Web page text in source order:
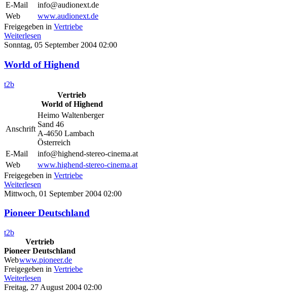
E-Mail
info@audionext.de
Web
www.audionext.de
Freigegeben in Vertriebe
Weiterlesen
Sonntag, 05 September 2004 02:00
World of Highend
t2b
Vertrieb
World of Highend
Anschrift
Heimo Waltenberger
Sand 46
A-4650 Lambach
Österreich
E-Mail
info@highend-stereo-cinema.at
Web
www.highend-stereo-cinema.at
Freigegeben in Vertriebe
Weiterlesen
Mittwoch, 01 September 2004 02:00
Pioneer Deutschland
t2b
Vertrieb
Pioneer Deutschland
Webwww.pioneer.de
Freigegeben in Vertriebe
Weiterlesen
Freitag, 27 August 2004 02:00